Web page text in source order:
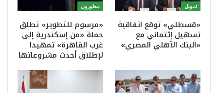
تمويل
«قسطلي» توقع اتفاقية
تسهيل إئتماني مع
«البنك الأهلي المصري»
مطورون
«مرسوم للتطوير» تطلق
حملة «من إسكندرية إلى
غرب القاهرة» تمهيدا
لإطلاق أحدث مشروعاتها